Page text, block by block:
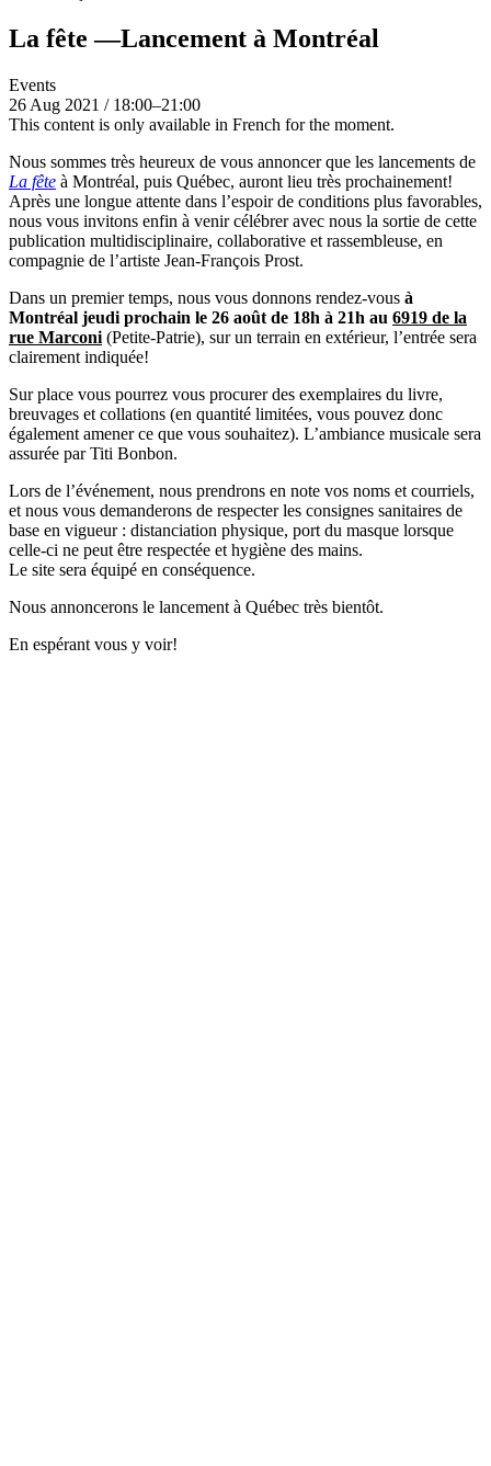
La fête —Lancement à Montréal
Events
26 Aug 2021 / 18:00–21:00
This content is only available in French for the moment.
Nous sommes très heureux de vous annoncer que les lancements de
La fête à Montréal, puis Québec, auront lieu très prochainement!
Après une longue attente dans l’espoir de conditions plus favorables,
nous vous invitons enfin à venir célébrer avec nous la sortie de cette
publication multidisciplinaire, collaborative et rassembleuse, en
compagnie de l’artiste Jean-François Prost.
Dans un premier temps, nous vous donnons rendez-vous à
Montréal jeudi prochain le 26 août de 18h à 21h au 6919 de la
rue Marconi (Petite-Patrie), sur un terrain en extérieur, l’entrée sera
clairement indiquée!
Sur place vous pourrez vous procurer des exemplaires du livre,
breuvages et collations (en quantité limitées, vous pouvez donc
également amener ce que vous souhaitez). L’ambiance musicale sera
assurée par Titi Bonbon.
Lors de l’événement, nous prendrons en note vos noms et courriels,
et nous vous demanderons de respecter les consignes sanitaires de
base en vigueur : distanciation physique, port du masque lorsque
celle-ci ne peut être respectée et hygiène des mains.
Le site sera équipé en conséquence.
Nous annoncerons le lancement à Québec très bientôt.
En espérant vous y voir!